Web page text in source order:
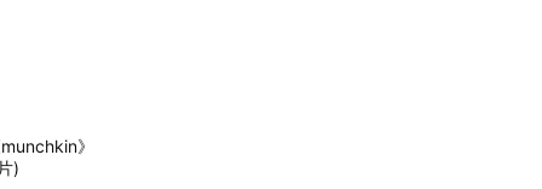
》
)